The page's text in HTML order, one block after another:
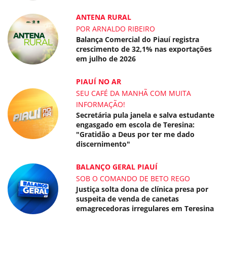
ANTENA RURAL
POR ARNALDO RIBEIRO
Balança Comercial do Piauí registra
crescimento de 32,1% nas exportações
em julho de 2026
PIAUÍ NO AR
SEU CAFÉ DA MANHÃ COM MUITA
INFORMAÇÃO!
Secretária pula janela e salva estudante
engasgado em escola de Teresina:
"Gratidão a Deus por ter me dado
discernimento"
BALANÇO GERAL PIAUÍ
SOB O COMANDO DE BETO REGO
Justiça solta dona de clínica presa por
suspeita de venda de canetas
emagrecedoras irregulares em Teresina